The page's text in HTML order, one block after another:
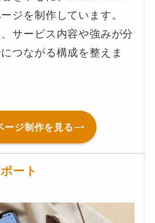
ジを制作しています。
サービス内容や強みが分
つながる構成を整えま
ージ制作を見る
ート